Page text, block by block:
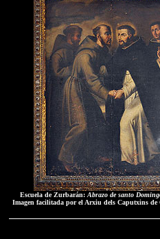
Escuela de Zurbarán:Abrazo de santo
Imagen facilitada por el Arxiu dels Caputxins de